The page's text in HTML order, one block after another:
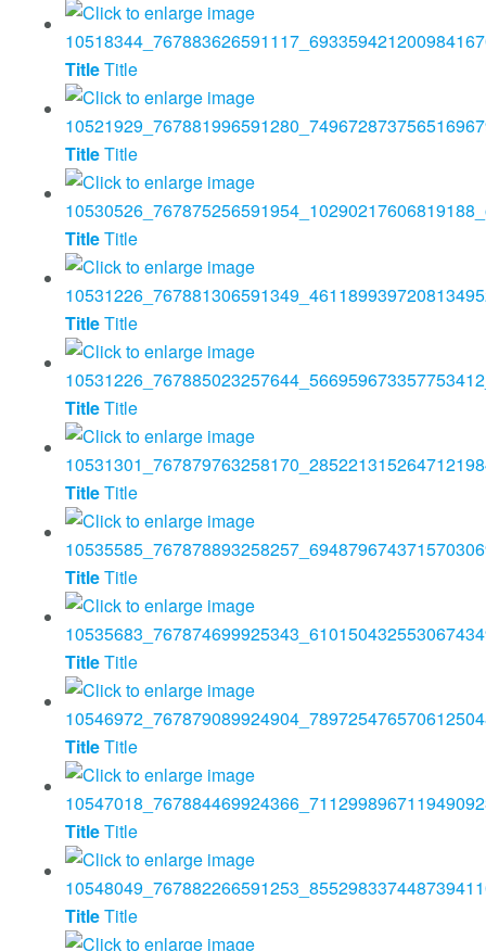
TitleTitle
TitleTitle
TitleTitle
TitleTitle
TitleTitle
TitleTitle
TitleTitle
TitleTitle
TitleTitle
TitleTitle
TitleTitle